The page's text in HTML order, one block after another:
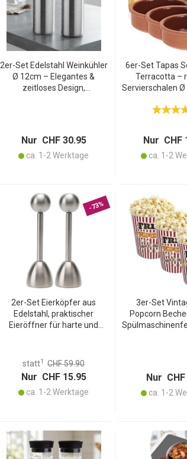
2er-Set Edelstahl Weinkühler
Ø 12cm – Elegantes &
zeitloses Design,
Nur CHF 30.95
ca. 1-2 Werktage
6er-Set Tapas
Terracotta –
Servierschalen Ø
für Antipasti,
Nur CHF
ca. 1-2
-73%
2er-Set Eierköpfer aus
Edelstahl, praktischer
Eieröffner für harte und
geeignet
statt1 CHF 59.90
Nur CHF 15.95
ca. 1-2 Werktage
3er-Set
Popcorn
Nur CHF
ca. 1-2